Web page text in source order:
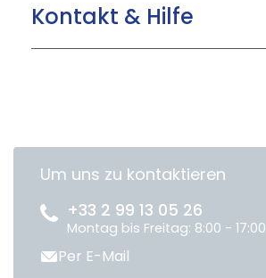
Kontakt & Hilfe
Um uns zu kontaktieren
+33 2 99 13 05 26
Montag bis Freitag: 8:00 - 17:00
Per E-Mail